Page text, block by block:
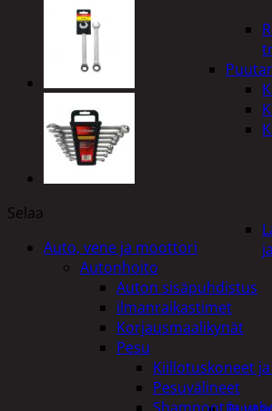
Selaa
Auto, vene ja moottori
Autonhoito
Auton sisäpuhdistus
ilmanraikastimet
Korjausmaalikynät
Pesu
Kiillotuskoneet
Pesuvälineet